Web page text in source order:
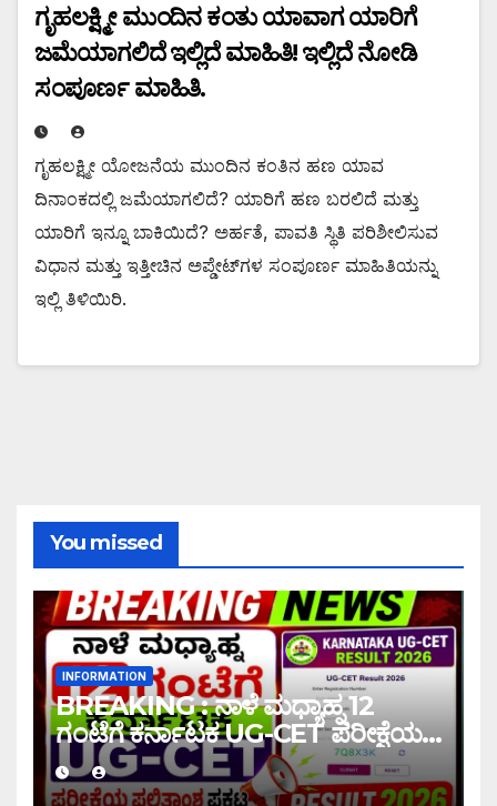
ಗೃಹಲಕ್ಷ್ಮೀ ಮುಂದಿನ ಕಂತು ಯಾವಾಗ ಯಾರಿಗೆ
ಜಮೆಯಾಗಲಿದೆ ಇಲ್ಲಿದೆ ಮಾಹಿತಿ! ಇಲ್ಲಿದೆ ನೋಡಿ
ಸಂಪೂರ್ಣ ಮಾಹಿತಿ.
ಗೃಹಲಕ್ಷ್ಮೀ ಯೋಜನೆಯ ಮುಂದಿನ ಕಂತಿನ ಹಣ ಯಾವ
ದಿನಾಂಕದಲ್ಲಿ ಜಮೆಯಾಗಲಿದೆ? ಯಾರಿಗೆ ಹಣ ಬರಲಿದೆ ಮತ್ತು
ಯಾರಿಗೆ ಇನ್ನೂ ಬಾಕಿಯಿದೆ? ಅರ್ಹತೆ, ಪಾವತಿ ಸ್ಥಿತಿ ಪರಿಶೀಲಿಸುವ
ವಿಧಾನ ಮತ್ತು ಇತ್ತೀಚಿನ ಅಪ್ಡೇಟ್‌ಗಳ ಸಂಪೂರ್ಣ ಮಾಹಿತಿಯನ್ನು
ಇಲ್ಲಿ ತಿಳಿಯಿರಿ.
You missed
INFORMATION
BREAKING : ನಾಳೆ ಮಧ್ಯಾಹ್ನ 12
ಗಂಟೆಗೆ ಕರ್ನಾಟಕ UG-CET ಪರೀಕ್ಷೆಯ
ಫಲಿತಾಂಶ ಪ್ರಕಟ |UG-CET Result
2026